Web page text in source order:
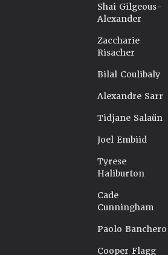
Shai Gilgeous-
Alexander
Zaccharie
Risacher
Bilal Coulibaly
Alexandre Sarr
Tidjane Salaün
Joel Embiid
Tyrese
Haliburton
Cade
Cunningham
Paolo Banchero
Cooper Flagg